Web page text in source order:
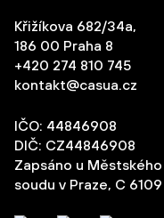
Křižíkova 682/34a,
186 00 Praha 8
+420 274 810 745
kontakt@casua.cz
IČO: 44846908
DIČ: CZ44846908
Zapsáno u Městského
soudu v Praze, C 6109